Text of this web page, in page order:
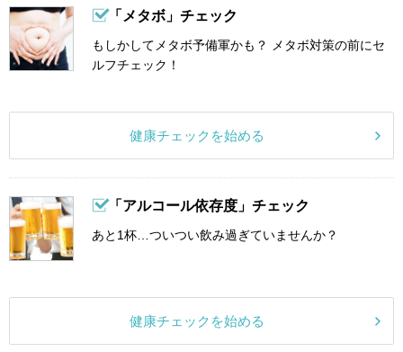
「メタボ」チェック
もしかしてメタボ予備軍かも？ メタボ対策の前にセ
ルフチェック！
健康チェックを始める
「アルコール依存度」チェック
あと1杯…ついつい飲み過ぎていませんか？
健康チェックを始める